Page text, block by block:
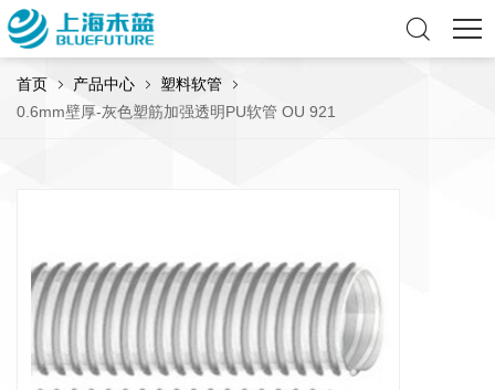
首页 产品中心
塑料软管
0.6mm壁厚-灰色塑筋加强透明PU软管 OU 921